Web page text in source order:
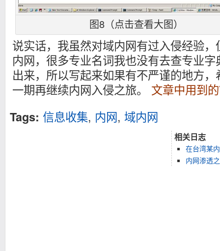
图8（点击查看大图）
说实话，我虽然对域内网有过入侵经验
内网，很多专业名词我也没有去查专业
出来，所以写起来如果有不严谨的地方
一期再继续内网入侵之旅。 文章中用到
Tags: 信息收集, 内网, 域内网
相关日志
在台湾某
内网渗透